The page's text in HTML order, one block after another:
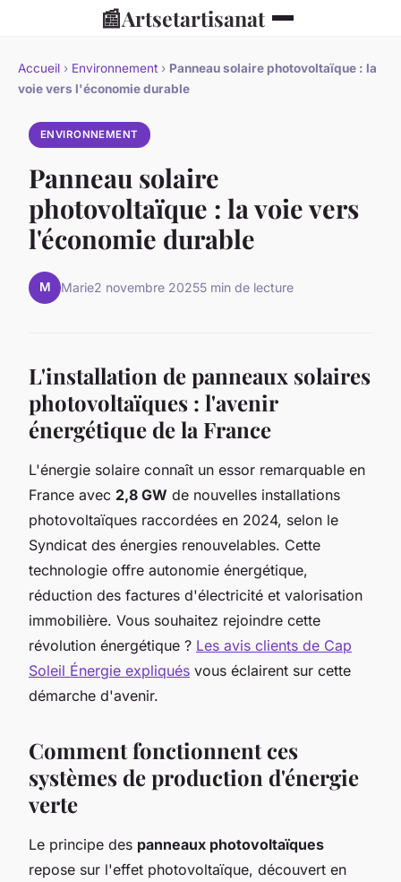
📰Artsetartisanat
Accueil › Environnement › Panneau solaire photovoltaïque : la
voie vers l'économie durable
ENVIRONNEMENT
Panneau solaire
photovoltaïque : la voie vers
l'économie durable
M Marie2 novembre 20255 min de lecture
L'installation de panneaux solaires
photovoltaïques : l'avenir
énergétique de la France
L'énergie solaire connaît un essor remarquable en
France avec 2,8 GW de nouvelles installations
photovoltaïques raccordées en 2024, selon le
Syndicat des énergies renouvelables. Cette
technologie offre autonomie énergétique,
réduction des factures d'électricité et valorisation
immobilière. Vous souhaitez rejoindre cette
révolution énergétique ? Les avis clients de Cap
Soleil Énergie expliqués vous éclairent sur cette
démarche d'avenir.
Comment fonctionnent ces
systèmes de production d'énergie
verte
Le principe des panneaux photovoltaïques
repose sur l'effet photovoltaïque, découvert en